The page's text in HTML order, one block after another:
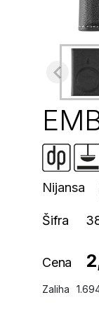
Nijansa
Šifra
Cena
Zaliha